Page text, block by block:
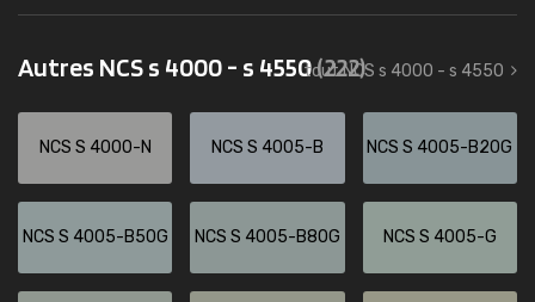
Autres NCS s 4000 - s 4550(222)
tout NCS s 4000 - s 4550
NCS S 4000-N NCS S 4005-B NCS S 4005-B20G
NCS S 4005-B50G NCS S 4005-B80G NCS S 4005-G